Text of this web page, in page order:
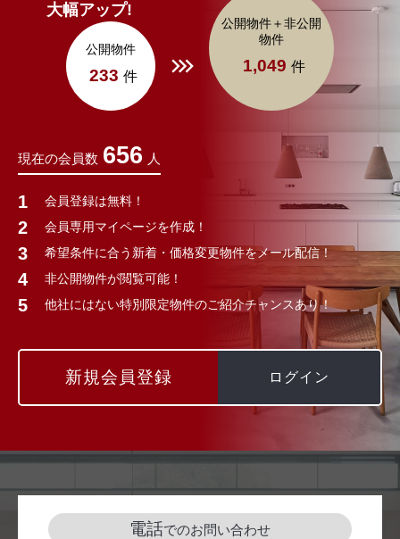
大幅アップ!
公開物件
233 件
公開物件＋非公開
物件
1,049 件
現在の会員数 656 人
会員登録は無料！
会員専用マイページを作成！
希望条件に合う新着・価格変更物件をメール配信！
非公開物件が閲覧可能！
他社にはない特別限定物件のご紹介チャンスあり！
新規会員登録 ログイン
電話でのお問い合わせ